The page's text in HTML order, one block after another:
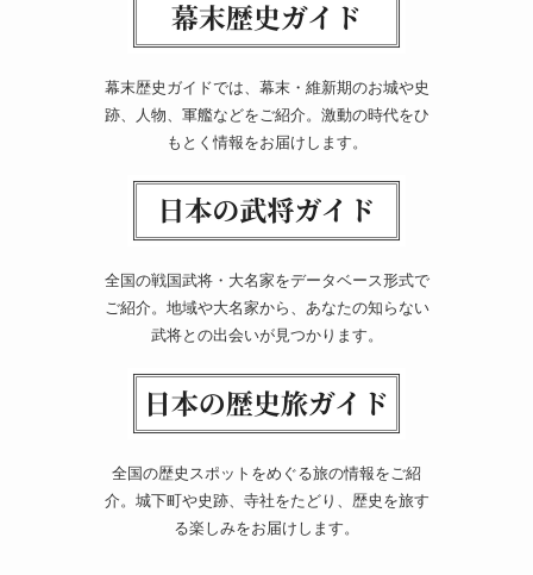
幕末歴史ガイドでは、幕末・維新期のお城や史
跡、人物、軍艦などをご紹介。激動の時代をひ
もとく情報をお届けします。
全国の戦国武将・大名家をデータベース形式で
ご紹介。地域や大名家から、あなたの知らない
武将との出会いが見つかります。
全国の歴史スポットをめぐる旅の情報をご紹
介。城下町や史跡、寺社をたどり、歴史を旅す
る楽しみをお届けします。